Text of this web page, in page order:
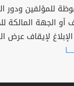
للمؤلفين ودور
الجهة المالكة
لإيقاف عرض